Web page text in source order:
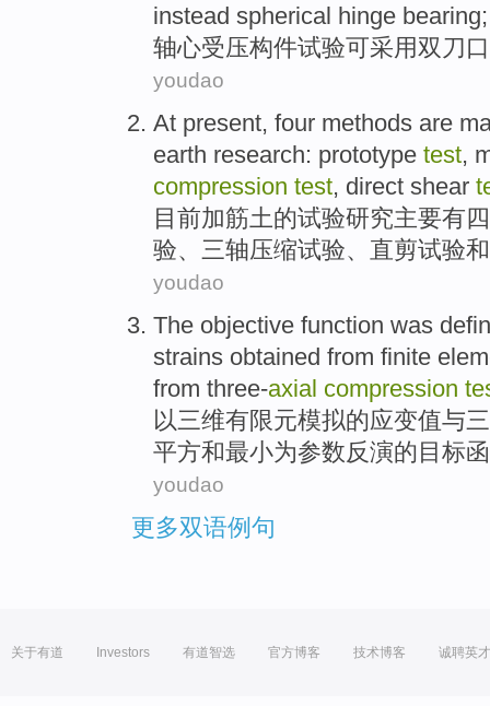
instead spherical hinge bearing;
轴心受压构件试验可采用双刀
youdao
At present, four methods are
earth research: prototype test,
compression test, direct shear
目前加筋土的试验研究主要有
验、三轴压缩试验、 直剪试验和
youdao
The objective function was
strains obtained from finite
from three-axial compression
以三维有限元模拟的应变值与三
平方和最小为参数反演的 目标
youdao
更多双语例句
关于有道 Investors 有道智选 官方博客 技术博客 诚聘英才